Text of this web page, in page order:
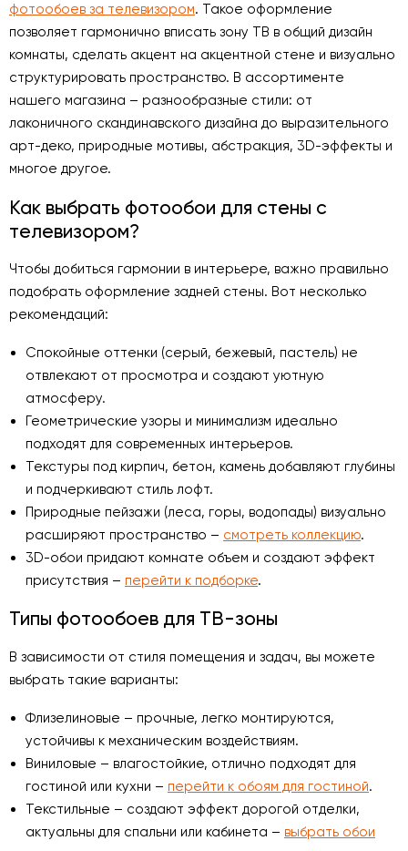
фотообоев за телевизором. Такое оформление
позволяет гармонично вписать зону ТВ в общий дизайн
комнаты, сделать акцент на акцентной стене и визуально
структурировать пространство. В ассортименте
нашего магазина – разнообразные стили: от
лаконичного скандинавского дизайна до выразительного
арт-деко, природные мотивы, абстракция, 3D-эффекты и
многое другое.
Как выбрать фотообои для стены с
телевизором?
Чтобы добиться гармонии в интерьере, важно правильно
подобрать оформление задней стены. Вот несколько
рекомендаций:
Спокойные оттенки (серый, бежевый, пастель) не
отвлекают от просмотра и создают уютную
атмосферу.
Геометрические узоры и минимализм идеально
подходят для современных интерьеров.
Текстуры под кирпич, бетон, камень добавляют глубины
и подчеркивают стиль лофт.
Природные пейзажи (леса, горы, водопады) визуально
расширяют пространство – смотреть коллекцию.
3D-обои придают комнате объем и создают эффект
присутствия – перейти к подборке.
Типы фотообоев для ТВ-зоны
В зависимости от стиля помещения и задач, вы можете
выбрать такие варианты:
Флизелиновые – прочные, легко монтируются,
устойчивы к механическим воздействиям.
Виниловые – влагостойкие, отлично подходят для
гостиной или кухни – перейти к обоям для гостиной.
Текстильные – создают эффект дорогой отделки,
актуальны для спальни или кабинета – выбрать обои